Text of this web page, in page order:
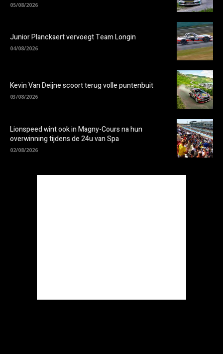
05/08/2026
Junior Planckaert vervoegt Team Longin
04/08/2026
Kevin Van Deijne scoort terug volle puntenbuit
03/08/2026
Lionspeed wint ook in Magny-Cours na hun
overwinning tijdens de 24u van Spa
02/08/2026